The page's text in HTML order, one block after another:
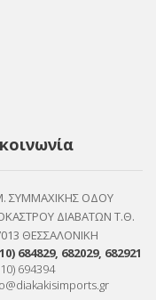
ΣΥΜΜΑΧΙΚΗΣ ΟΔΟΥ
ΔΙΑΒΑΤΩΝ Τ.Θ.
ΘΕΣΣΑΛΟΝΙΚΗ
684829, 682029, 682921
694394